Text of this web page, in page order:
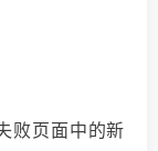
败页面中的新